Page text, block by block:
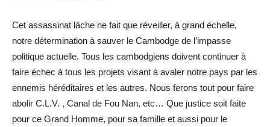
Cet assassinat lâche ne fait que réveiller, à grand échelle,
notre détermination à sauver le Cambodge de l’impasse
politique actuelle. Tous les cambodgiens doivent continuer à
faire échec à tous les projets visant à avaler notre pays par les
ennemis héréditaires et les autres. Nous ferons tout pour faire
abolir C.L.V. , Canal de Fou Nan, etc… Que justice soit faite
pour ce Grand Homme, pour sa famille et aussi pour le